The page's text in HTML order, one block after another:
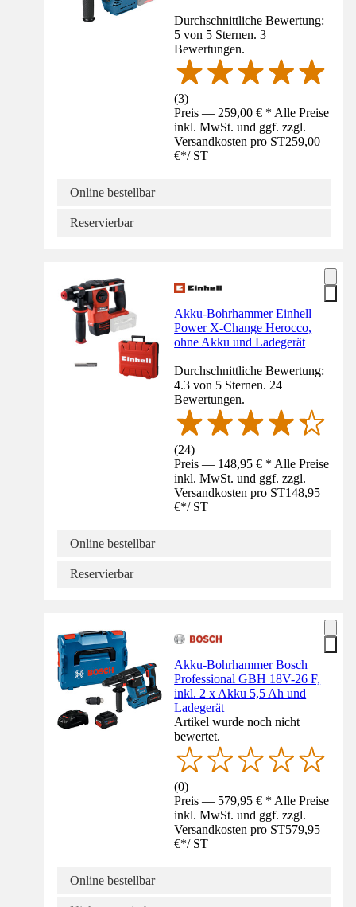
Durchschnittliche Bewertung:
5 von 5 Sternen. 3
Bewertungen.
(3)
Preis — 259,00 € * Alle Preise
inkl. MwSt. und ggf. zzgl.
Versandkosten pro ST259,00
€*/ ST
Online bestellbar
Reservierbar
Akku-Bohrhammer Einhell
Power X-Change Herocco,
ohne Akku und Ladegerät
Durchschnittliche Bewertung:
4.3 von 5 Sternen. 24
Bewertungen.
(24)
Preis — 148,95 € * Alle Preise
inkl. MwSt. und ggf. zzgl.
Versandkosten pro ST148,95
€*/ ST
Online bestellbar
Reservierbar
Akku-Bohrhammer Bosch
Professional GBH 18V-26 F,
inkl. 2 x Akku 5,5 Ah und
Ladegerät
Artikel wurde noch nicht
bewertet.
(0)
Preis — 579,95 € * Alle Preise
inkl. MwSt. und ggf. zzgl.
Versandkosten pro ST579,95
€*/ ST
Online bestellbar